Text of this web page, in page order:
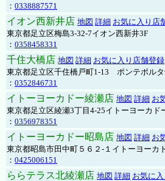
： 0338887571
イオン西新井店 地図 詳細 お気に入り店
東京都足立区梅島3-32-7イオン西新井3F
： 0358458331
千住大橋店 地図 詳細 お気に入り店舗登録
東京都足立区千住橋戸町1-13 ポンテポルタ
： 0352846731
イトーヨーカドー綾瀬店 地図 詳細 お
東京都足立区綾瀬3丁目4-25イトーヨーカド
： 0356978351
イトーヨーカドー昭島店 地図 詳細 お
東京都昭島市田中町５６２-１イトーヨーカ
： 0425006151
ららテラス北綾瀬店 地図 詳細 お気に